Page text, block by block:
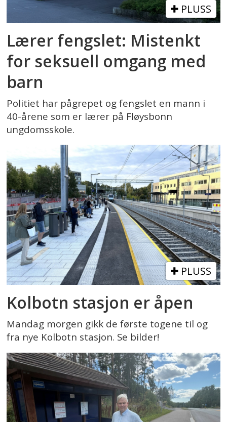
PLUSS
Lærer fengslet: Mistenkt
for seksuell omgang med
barn
Politiet har pågrepet og fengslet en mann i
40-årene som er lærer på Fløysbonn
ungdomsskole.
PLUSS
Kolbotn stasjon er åpen
Mandag morgen gikk de første togene til og
fra nye Kolbotn stasjon. Se bilder!